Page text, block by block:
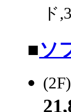
ド
■ソ
(2F)